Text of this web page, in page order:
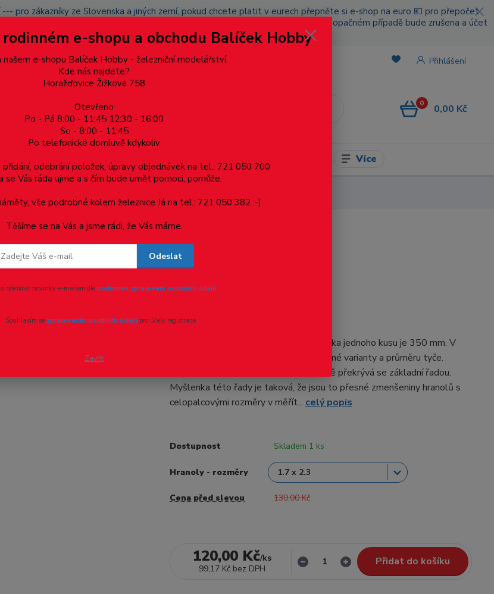
pro zákazníky ze Slovenska a jiných zemí, pokud chcete platit v eurech přepněte si e-shop na euro 💶 pro přepočet
bude po domluvě zaslána znovu s opětovnou platbou za poštovné, v opačném případě bude zrušena a účet
na blacklist a rušeny následující objednávky.
Více Přihlášení
0 0,00 Kč
poukazy, upomínkové předměty Více
- 8 %
Profily hranoly od firmy Evergreen. Délka jednoho kusu je 350 mm. V
jedné sadě se nachází více ks dle zvolené varianty a průměru tyče.
Doplňková řada se rozměrově částečně překrývá se základní řadou.
Myšlenka této řady je taková, že jsou to přesné zmenšeniny hranolů s
celopalcovými rozměry v měřít... celý popis
Dostupnost Skladem 1 ks
Hranoly - rozměry
Cena před slevou 130,00 Kč
120,00 Kč/ks
99,17 Kč bez DPH
Přidat do košíku
e-shopu a obchodu Balíček Hobby
e-shopu Balíček Hobby - železniční modelářství.
Kde nás najdete?
Horažďovice Žižkova 758
Otevřeno
Po - Pá 8:00 - 11:45 12:30 - 16:00
So - 8:00 - 11:45
Po telefonické domluvě kdykoliv
přidání, odebrání položek, úpravy objednávek na tel.: 721 050 700
se Vás ráda ujme a s čím bude umět pomoci, pomůže.
vše podrobné kolem železnice Já na tel.: 721 050 382 :-)
Těšíme se na Vás a jsme rádi, že Vás máme.
Odeslat
odebírat novinky e-mailem dle podmínek zpracování osobních údajů.
Souhlasím se zpracováním osobních údajůpro účely registrace.
Zavřít